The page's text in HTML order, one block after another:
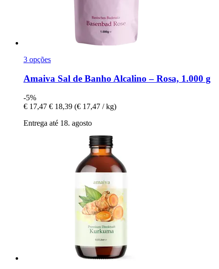
3 opções
Amaiva Sal de Banho Alcalino – Rosa, 1.000 g
-5%
€ 17,47 € 18,39 (€ 17,47 / kg)
Entrega até 18. agosto